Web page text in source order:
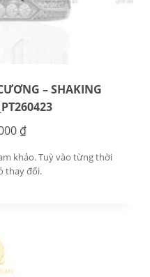
– SHAKING
₫
khảo. Tuỳ vào từng thời
thay đổi.